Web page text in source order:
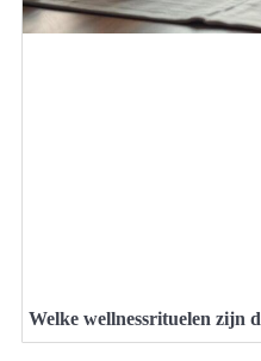
Welke wellnessrituelen zijn